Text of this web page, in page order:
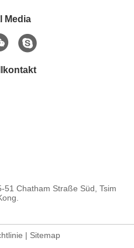
Media
51 Chatham Straße Süd, Tsim
| Sitemap